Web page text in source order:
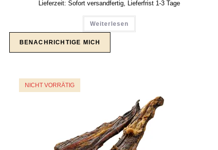
Lieferzeit: Sofort versandfertig, Lieferfrist 1-3 Tage
Weiterlesen
NICHT VORRÄTIG